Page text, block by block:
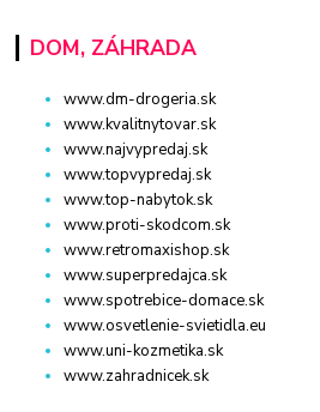
DOM, ZÁHRADA
www.dm-drogeria.sk
www.kvalitnytovar.sk
www.najvypredaj.sk
www.topvypredaj.sk
www.top-nabytok.sk
www.proti-skodcom.sk
www.retromaxishop.sk
www.superpredajca.sk
www.spotrebice-domace.sk
www.osvetlenie-svietidla.eu
www.uni-kozmetika.sk
www.zahradnicek.sk